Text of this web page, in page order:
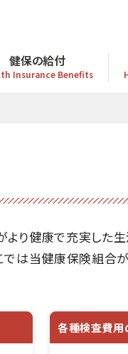
健保の給付
Insurance Benefits
り健康で充実した
では当健康保険組
各種検査費用